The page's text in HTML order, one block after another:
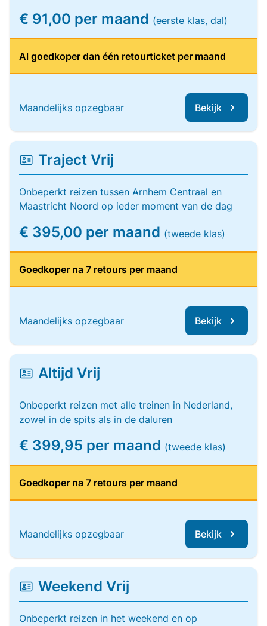
€ 91,00 per maand (eerste klas, dal)
Al goedkoper dan één retourticket per maand
Maandelijks opzegbaar Bekijk
Traject Vrij
Onbeperkt reizen tussen Arnhem Centraal en
Maastricht Noord op ieder moment van de dag
€ 395,00 per maand (tweede klas)
Goedkoper na 7 retours per maand
Maandelijks opzegbaar Bekijk
Altijd Vrij
Onbeperkt reizen met alle treinen in Nederland,
zowel in de spits als in de daluren
€ 399,95 per maand (tweede klas)
Goedkoper na 7 retours per maand
Maandelijks opzegbaar Bekijk
Weekend Vrij
Onbeperkt reizen in het weekend en op